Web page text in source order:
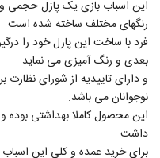
رنگهای مختلف ساخته شده است
فرد با ساخت این پازل خود را
بعدی و رنگ آمیزی می نماید
و دارای تاییدیه از شورای
نوجوانان می باشد.
این محصول کاملا بهداشتی بوده
داشت
برای خرید عمده و کلی این